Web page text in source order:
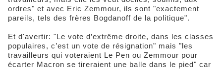
ordres" et avec Eric Zemmour, ils sont "exactement
pareils, tels des frères Bogdanoff de la politique".
Et d'avertir: "Le vote d’extrême droite, dans les classes
populaires, c’est un vote de résignation" mais "les
travailleurs qui voteraient Le Pen ou Zemmour pour
écarter Macron se tireraient une balle dans le pied" car